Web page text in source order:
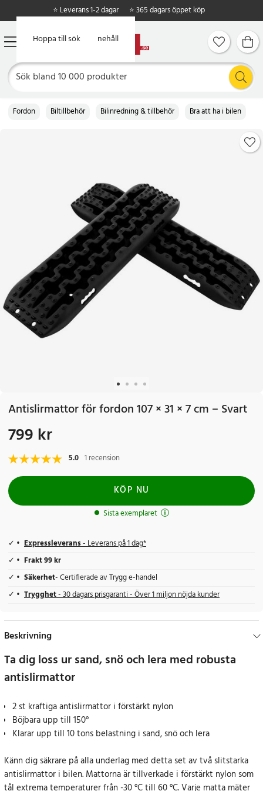
Hoppa till huvudinnehåll
Hoppa till sök
⭐ Leverans 1-2 dagar ⭐ 365 dagars öppet köp
Fordon Biltillbehör Bilinredning & tillbehör Bra att ha i bilen
Antislirmattor för fordon 107 × 31 × 7 cm – Svart
Pris:799 kr
799 kr
5.0 1 recension
KÖP NU
Sista exemplaret
Expressleverans- Leverans på 1 dag*
Frakt 99 kr
Säkerhet- Certifierade av Trygg e-handel
Trygghet- 30 dagars prisgaranti - Över 1 miljon nöjda kunder
Beskrivning
Ta dig loss ur sand, snö och lera med robusta
antislirmattor
2 st kraftiga antislirmattor i förstärkt nylon
Böjbara upp till 150°
Klarar upp till 10 tons belastning i sand, snö och lera
Känn dig säkrare på alla underlag med detta set av två slitstarka
antislirmattor i bilen. Mattorna är tillverkade i förstärkt nylon som
tål extrema temperaturer från -30 °C till 60 °C. Varje matta mäter